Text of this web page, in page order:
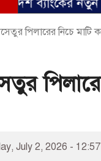
ব্যাংকের নতুন
পিলারের নিচে মাটি
July 2, 2026 -